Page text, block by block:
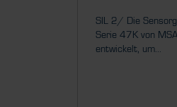
SIL 2/ Die
Serie 47K von
entwickelt, um...